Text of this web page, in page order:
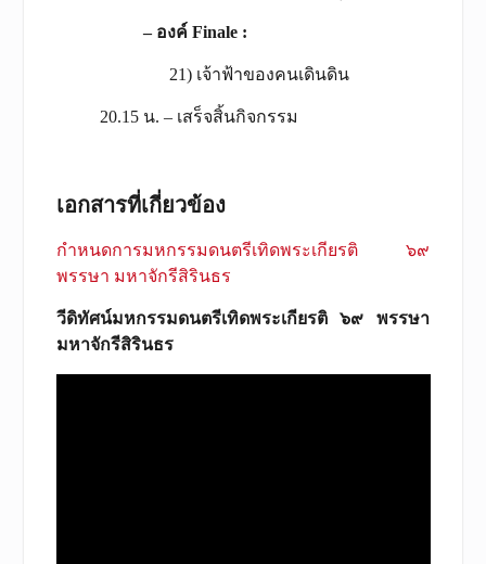
– องค์ Finale :
21) เจ้าฟ้าของคนเดินดิน
20.15 น. – เสร็จสิ้นกิจกรรม
เอกสารที่เกี่ยวข้อง
กำหนดการมหกรรมดนตรีเทิดพระเกียรติ ๖๙
พรรษา มหาจักรีสิรินธร
วีดิทัศน์มหกรรมดนตรีเทิดพระเกียรติ ๖๙ พรรษา
มหาจักรีสิรินธร